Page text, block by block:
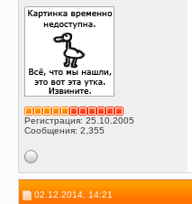
Регистрация: 25.10.2005
Сообщения: 2,355
02.12.2014, 14:21